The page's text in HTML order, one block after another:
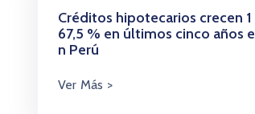
Créditos hipotecarios crecen 1
67,5 % en últimos cinco años e
n Perú